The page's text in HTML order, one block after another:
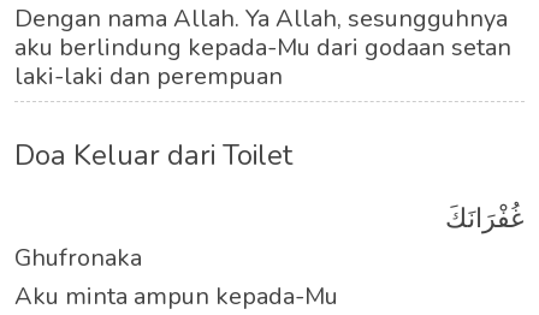
Dengan nama Allah. Ya Allah, sesungguhnya
aku berlindung kepada-Mu dari godaan setan
laki-laki dan perempuan
Doa Keluar dari Toilet
غُفْرَانَكَ
Ghufronaka
Aku minta ampun kepada-Mu